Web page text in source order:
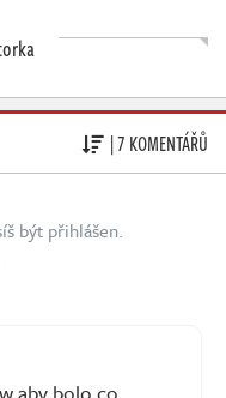
| 7 KOMENTÁŘŮ
být přihlášen.